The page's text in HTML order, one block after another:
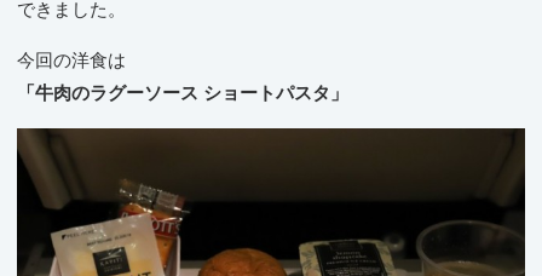
できました。
今回の洋食は
「牛肉のラグーソース ショートパスタ」